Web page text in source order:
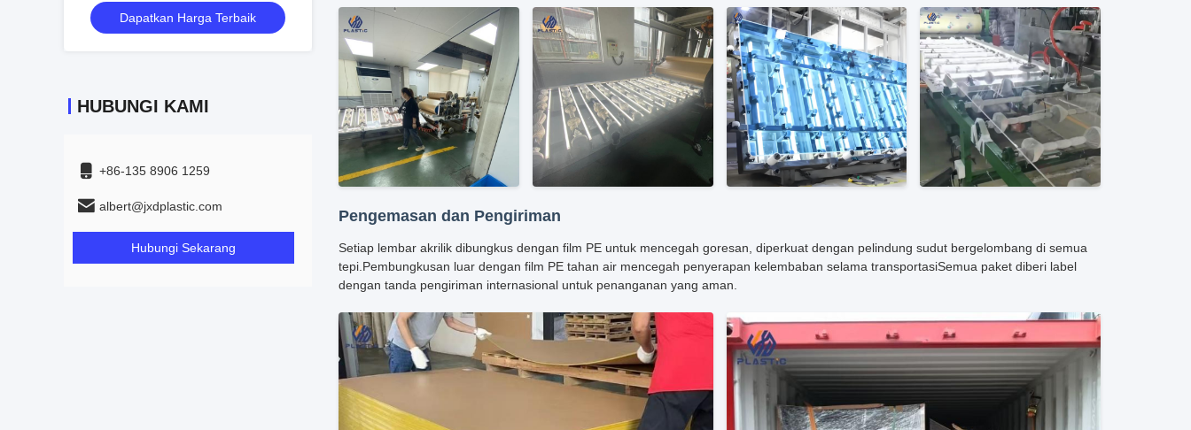
Dapatkan Harga Terbaik
HUBUNGI KAMI
+86-135 8906 1259
albert@jxdplastic.com
Hubungi Sekarang
Pengemasan dan Pengiriman
Setiap lembar akrilik dibungkus dengan film PE untuk mencegah goresan, diperkuat dengan pelindung sudut bergelombang di semua
tepi.Pembungkusan luar dengan film PE tahan air mencegah penyerapan kelembaban selama transportasiSemua paket diberi label
dengan tanda pengiriman internasional untuk penanganan yang aman.